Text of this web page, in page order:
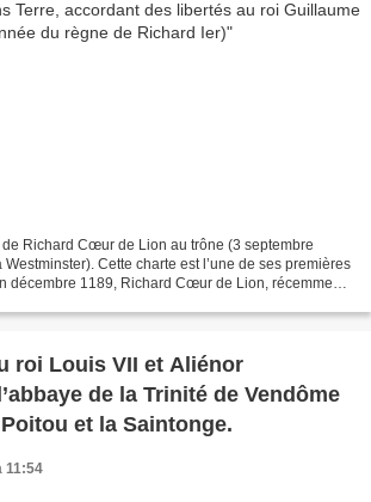
de Richard Cœur de Lion au trône (3 septembre
Cette charte est l’une de ses premières
décembre 1189, Richard Cœur de Lion, récemment
roi Louis VII et Aliénor
de la Trinité de Vendôme
et la Saintonge.
11:54